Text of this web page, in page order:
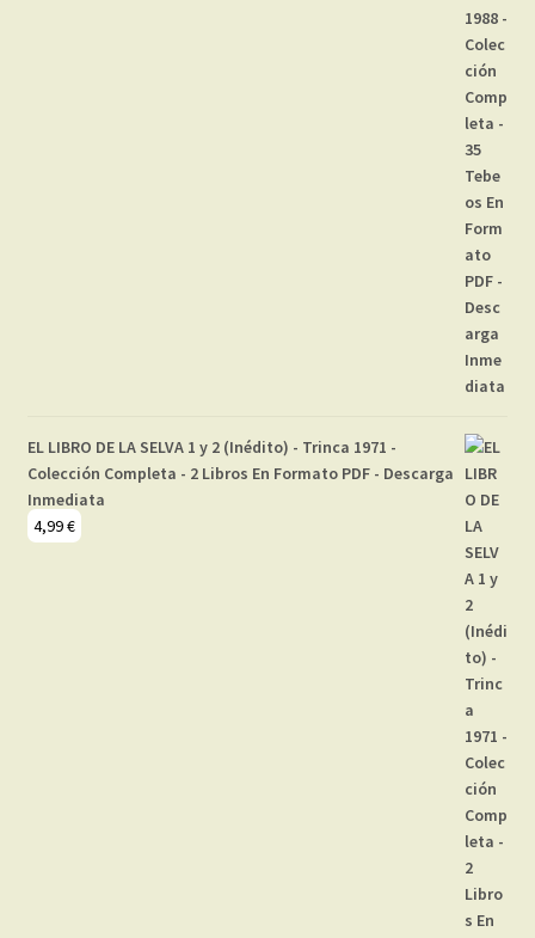
EL LIBRO DE LA SELVA 1 y 2 (Inédito) - Trinca 1971 -
Colección Completa - 2 Libros En Formato PDF - Descarga
Inmediata
4,99€